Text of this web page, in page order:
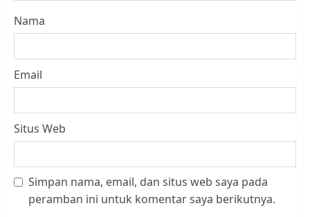
Nama
Email
Situs Web
Simpan nama, email, dan situs web saya pada
peramban ini untuk komentar saya berikutnya.
Datangi Pemko Batam, Warga